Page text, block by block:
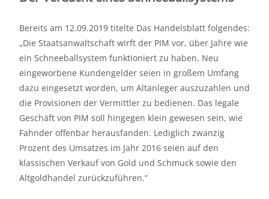
Bereits am 12.09.2019 titelte Das Handelsblatt folgendes:
„Die Staatsanwaltschaft wirft der PIM vor, über Jahre wie
ein Schneeballsystem funktioniert zu haben. Neu
eingeworbene Kundengelder seien in großem Umfang
dazu eingesetzt worden, um Altanleger auszuzahlen und
die Provisionen der Vermittler zu bedienen. Das legale
Geschäft von PIM soll hingegen klein gewesen sein, wie
Fahnder offenbar herausfanden. Lediglich zwanzig
Prozent des Umsatzes im Jahr 2016 seien auf den
klassischen Verkauf von Gold und Schmuck sowie den
Altgoldhandel zurückzuführen.“